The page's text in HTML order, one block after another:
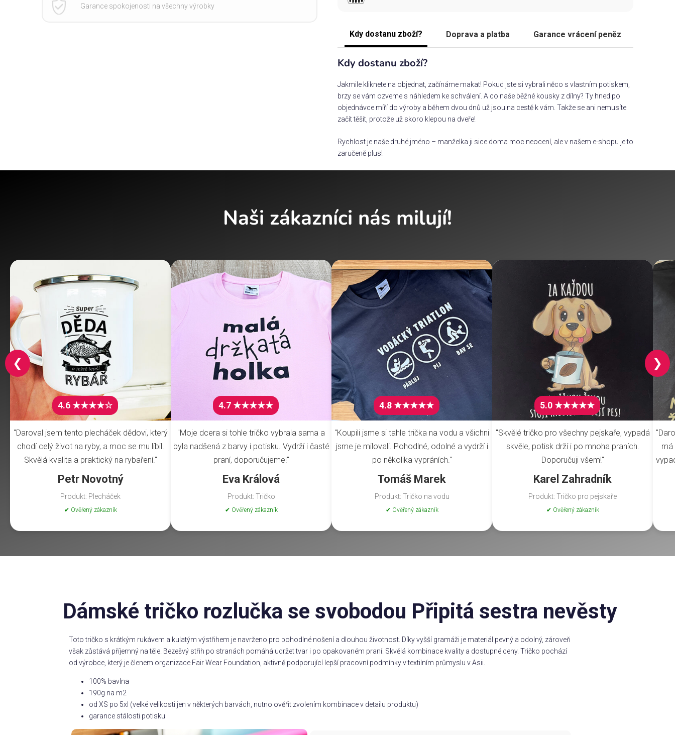
Kdy dostanu zboží? Doprava a platba Garance vrácení peněz
Kdy dostanu zboží?
Jakmile kliknete na objednat, začínáme makat! Pokud jste si vybrali něco s vlastním potiskem,
brzy se vám ozveme s náhledem ke schválení. A co naše běžné kousky z dílny? Ty hned po
objednávce míří do výroby a během dvou dnů už jsou na cestě k vám. Takže se ani nemusíte
začít těšit, protože už skoro klepou na dveře!
Rychlost je naše druhé jméno – manželka ji sice doma moc neocení, ale v našem e-shopu je to
zaručeně plus!
Garance spokojenosti na všechny výrobky
Naši zákazníci nás milují!
4.6 ★★★★☆
"Daroval jsem tento plecháček dědovi, který
chodí celý život na ryby, a moc se mu líbil.
Skvělá kvalita a praktický na rybaření."
Petr Novotný
Produkt: Plecháček
✔ Ověřený zákazník
4.7 ★★★★★
"Moje dcera si tohle tričko vybrala sama a
byla nadšená z barvy i potisku. Vydrží i časté
praní, doporučujeme!"
Eva Králová
Produkt: Tričko
✔ Ověřený zákazník
4.8 ★★★★★
"Koupili jsme si tahle trička na vodu a všichni
jsme je milovali. Pohodlné, odolné a vydrží i
po několika vypráních."
Tomáš Marek
Produkt: Tričko na vodu
✔ Ověřený zákazník
5.0 ★★★★★
"Skvělé tričko pro všechny pejskaře, vypadá
skvěle, potisk drží i po mnoha praních.
Doporučuji všem!"
Karel Zahradník
Produkt: Tričko pro pejskaře
✔ Ověřený zákazník
má
❮ ❯
Dámské tričko rozlučka se svobodou Připitá sestra nevěsty
Toto tričko s krátkým rukávem a kulatým výstřihem je navrženo pro pohodlné nošení a dlouhou životnost. Díky vyšší gramáži je materiál pevný a odolný, zároveň
však zůstává příjemný na těle. Bezešvý střih po stranách pomáhá udržet tvar i po opakovaném praní. Skvělá kombinace kvality a dostupné ceny. Tričko pochází
od výrobce, který je členem organizace Fair Wear Foundation, aktivně podporující lepší pracovní podmínky v textilním průmyslu v Asii.
100% bavlna
190g na m2
od XS po 5xl (velké velikosti jen v některých barvách, nutno ověřit zvolením kombinace v detailu produktu)
garance stálosti potisku